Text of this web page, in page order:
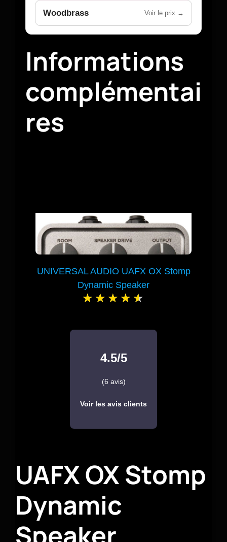
Woodbrass Voir le prix →
Informations
complémentai
res
UNIVERSAL AUDIO UAFX OX Stomp
Dynamic Speaker
4.5/5
(6 avis)
Voir les avis clients
UAFX OX Stomp
Dynamic